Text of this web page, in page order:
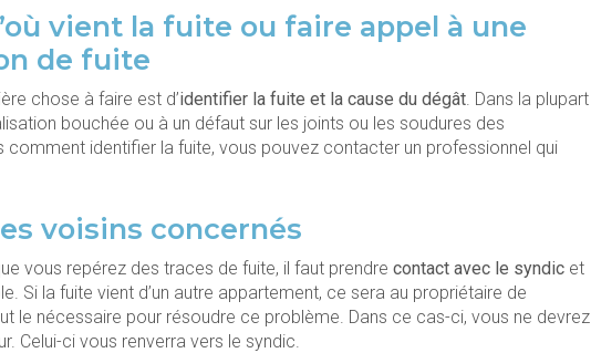
vient la fuite ou faire appel à une
de fuite
chose à faire est d’identifier la fuite et la cause du dégât. Dans la plupart
bouchée ou à un défaut sur les joints ou les soudures des
comment identifier la fuite, vous pouvez contacter un professionnel qui
voisins concernés
vous repérez des traces de fuite, il faut prendre contact avec le syndic et
Si la fuite vient d’un autre appartement, ce sera au propriétaire de
le nécessaire pour résoudre ce problème. Dans ce cas-ci, vous ne devrez
Celui-ci vous renverra vers le syndic.